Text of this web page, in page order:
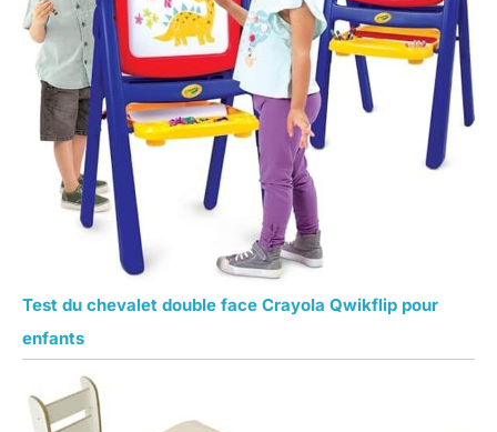
Test du chevalet double face Crayola Qwikflip pour
enfants